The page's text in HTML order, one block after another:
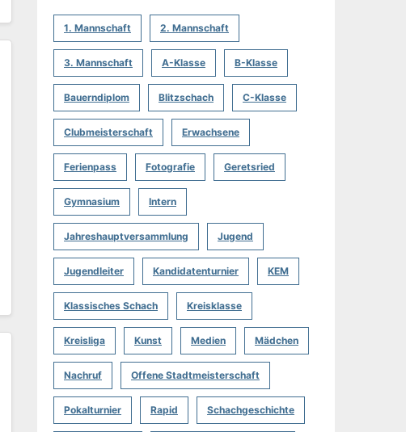
1. Mannschaft 2. Mannschaft
3. Mannschaft A-Klasse B-Klasse
Bauerndiplom Blitzschach C-Klasse
Clubmeisterschaft Erwachsene
Ferienpass Fotografie Geretsried
Gymnasium Intern
Jahreshauptversammlung Jugend
Jugendleiter Kandidatenturnier KEM
Klassisches Schach Kreisklasse
Kreisliga Kunst Medien Mädchen
Nachruf Offene Stadtmeisterschaft
Pokalturnier Rapid Schachgeschichte